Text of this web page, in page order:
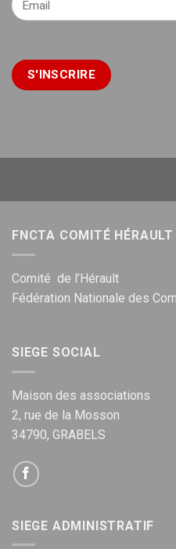
FNCTA COMITÉ HÉRAULT
Comité de l’Hérault
Fédération Nationale des
SIEGE SOCIAL
Maison des associations
2, rue de la Mosson
34790, GRABELS
SIEGE ADMINISTRATIF